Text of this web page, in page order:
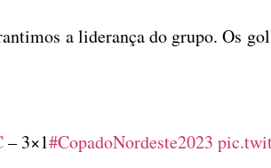
a liderança do grupo. Os
– 3×1#CopadoNordeste2023